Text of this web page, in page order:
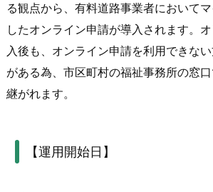
る観点から、有料道路事業者において
したオンライン申請が導入されます。
入後も、オンライン申請を利用できな
がある為、市区町村の福祉事務所の窓
継がれます。
【運用開始日】